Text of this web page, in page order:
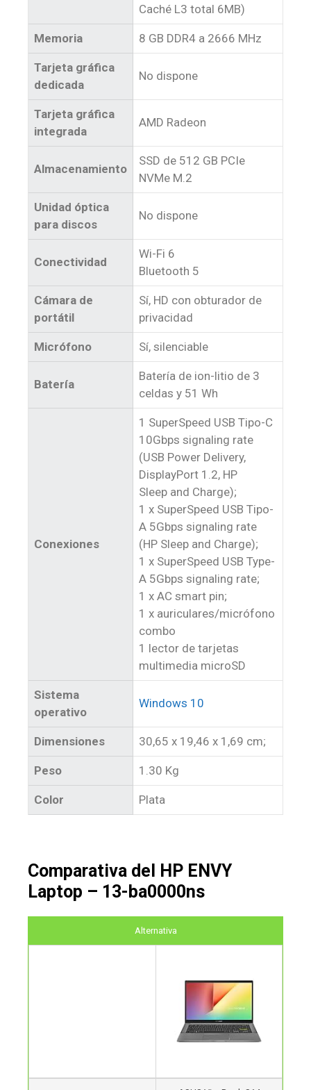
Caché L3 total 6MB)
Memoria 8 GB DDR4 a 2666 MHz
Tarjeta gráfica
dedicada
No dispone
Tarjeta gráfica
integrada
AMD Radeon
Almacenamiento
SSD de 512 GB PCIe
NVMe M.2
Unidad óptica
para discos
No dispone
Conectividad
Wi-Fi 6
Bluetooth 5
Cámara de
portátil
Sí, HD con obturador de
privacidad
Micrófono Sí, silenciable
Batería
Batería de ion-litio de 3
celdas y 51 Wh
Conexiones
1 SuperSpeed USB Tipo-C
10Gbps signaling rate
(USB Power Delivery,
DisplayPort 1.2, HP
Sleep and Charge);
1 x SuperSpeed USB Tipo-
A 5Gbps signaling rate
(HP Sleep and Charge);
1 x SuperSpeed USB Type-
A 5Gbps signaling rate;
1 x AC smart pin;
1 x auriculares/micrófono
combo
1 lector de tarjetas
multimedia microSD
Sistema
operativo
Windows 10
Dimensiones 30,65 x 19,46 x 1,69 cm;
Peso 1.30 Kg
Color Plata
Comparativa del HP ENVY
Laptop – 13-ba0000ns
Alternativa